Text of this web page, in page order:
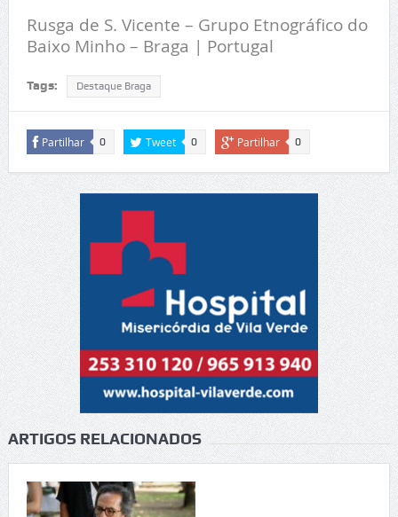
Rusga de S. Vicente – Grupo Etnográfico do
Baixo Minho – Braga | Portugal
Tags: Destaque Braga
Partilhar 0 Tweet 0 Partilhar 0
ARTIGOS RELACIONADOS